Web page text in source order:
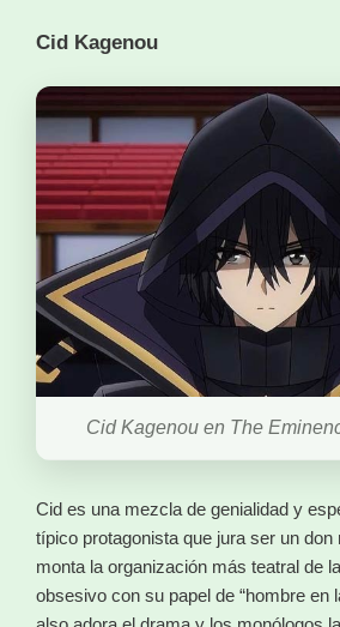
Cid Kagenou
Cid Kagenou en The
Cid es una mezcla de genialidad y
típico protagonista que jura ser un don
monta la organización más teatral de
obsesivo con su papel de “hombre en